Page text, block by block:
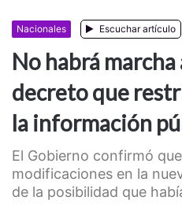
Nacionales Escuchar artículo
No habrá marcha
decreto que
la información
El Gobierno confirmó
modificaciones en la
de la posibilidad que